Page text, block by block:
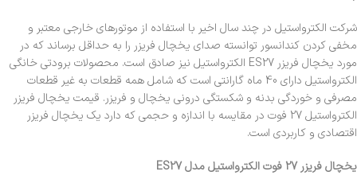
شرکت الکترواستیل در چند سال اخیر با استفاده از موتورهای خارجی معتبر و
مخفی کردن کندانسور توانسته صدای یخچال فریزر را به حداقل برساند که در
مورد یخچال فریزر ES27 الکترواستیل نیز صادق است. محصولات برودتی خانگی
الکترواستیل دارای 40 ماه گارانتی است که شامل همه قطعات به غیر قطعات
مصرفی و خوردگی بدنه و شکستگی درونی یخچال و فریزر. قیمت یخچال فریزر
الکترواستیل 27 فوت در مقایسه با اندازه و حجمی که دارد یک یخچال فریزر
اقتصادی و کاربردی است.
یخچال فریزر 27 فوت الکترواستیل مدل ES27